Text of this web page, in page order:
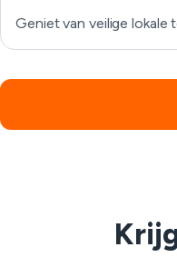
Geniet van veilige lokale